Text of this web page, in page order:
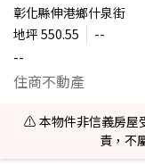
彰化縣伸港鄉什泉街
地坪 550.55
--
--
住商不動產
⚠️ 本物件非信義房屋
責，不